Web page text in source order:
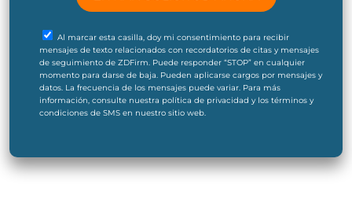
Al marcar esta casilla, doy mi consentimiento para recibir
mensajes de texto relacionados con recordatorios de citas y mensajes
de seguimiento de ZDFirm. Puede responder “STOP” en cualquier
momento para darse de baja. Pueden aplicarse cargos por mensajes y
datos. La frecuencia de los mensajes puede variar. Para más
información, consulte nuestra política de privacidad y los términos y
condiciones de SMS en nuestro sitio web.